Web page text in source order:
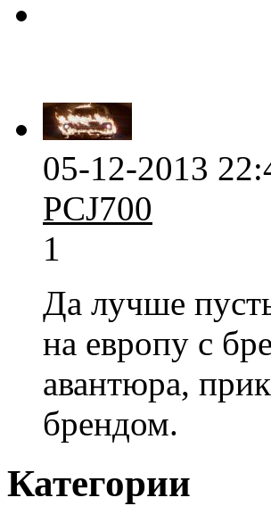
05-12-2013
PCJ700
1
Да лучше
на европу с
авантюра,
брендом.
Категории